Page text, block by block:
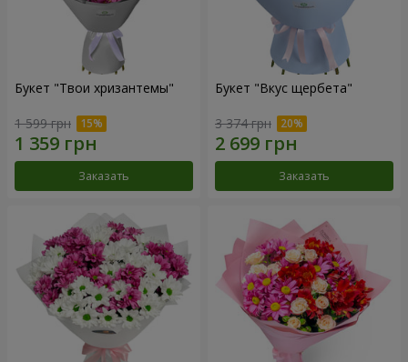
Букет "Твои хризантемы"
1 599 грн
Заказать
Букет "Вкус щербета"
3 374 грн
Заказать